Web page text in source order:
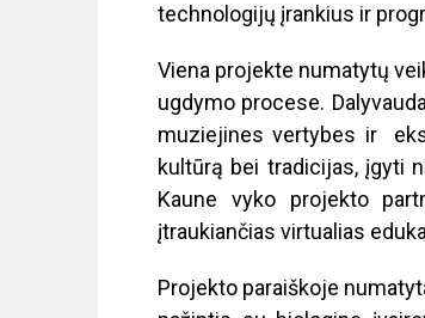
technologijų įrankius ir
Viena projekte numatytų
ugdymo procese.
muziejines vertybes ir
kultūrą bei tradicijas, įgyti
Kaune vyko projekto
įtraukiančias virtualias
Projekto paraiškoje